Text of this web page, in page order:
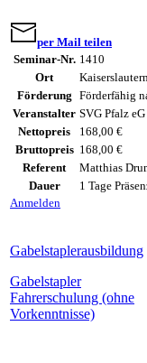
per Mail teilen
Seminar-Nr. 1410
Ort
Kaiserslautern
Förderung Förderfähig
Veranstalter SVG Pfalz eG
Nettopreis
168,00 €
Bruttopreis 168,00 €
Referent
Matthias
Dauer
1 Tage
Anmelden
Gabelstaplerausbildung
Gabelstapler
Fahrerschulung (ohne
Vorkenntnisse)